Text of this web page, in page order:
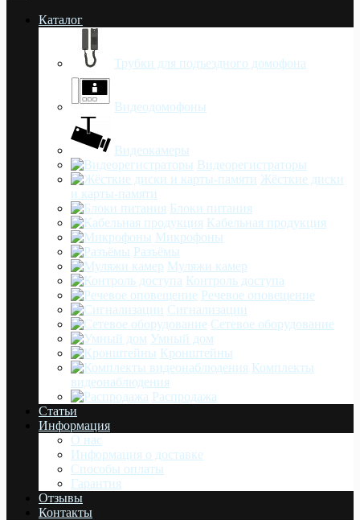
Каталог
Трубки для подъездного домофона
Видеодомофоны
Видеокамеры
Видеорегистраторы
Жёсткие диски
и карты-памяти
Блоки питания
Кабельная продукция
Микрофоны
Разъёмы
Муляжи камер
Контроль доступа
Речевое оповещение
Сигнализации
Сетевое оборудование
Умный дом
Кронштейны
Комплекты
видеонаблюдения
Распродажа
Статьи
Информация
О нас
Информация о доставке
Cпособы оплаты
Гарантия
Отзывы
Контакты